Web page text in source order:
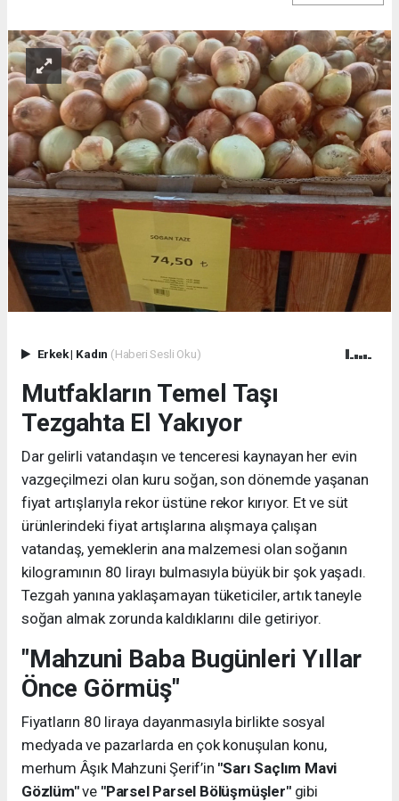
Erkek| Kadın (Haberi Sesli Oku)
Mutfakların Temel Taşı
Tezgahta El Yakıyor
Dar gelirli vatandaşın ve tenceresi kaynayan her evin
vazgeçilmezi olan kuru soğan, son dönemde yaşanan
fiyat artışlarıyla rekor üstüne rekor kırıyor. Et ve süt
ürünlerindeki fiyat artışlarına alışmaya çalışan
vatandaş, yemeklerin ana malzemesi olan soğanın
kilogramının 80 lirayı bulmasıyla büyük bir şok yaşadı.
Tezgah yanına yaklaşamayan tüketiciler, artık taneyle
soğan almak zorunda kaldıklarını dile getiriyor.
"Mahzuni Baba Bugünleri Yıllar
Önce Görmüş"
Fiyatların 80 liraya dayanmasıyla birlikte sosyal
medyada ve pazarlarda en çok konuşulan konu,
merhum Âşık Mahzuni Şerif’in "Sarı Saçlım Mavi
Gözlüm"ve "Parsel Parsel Bölüşmüşler"gibi